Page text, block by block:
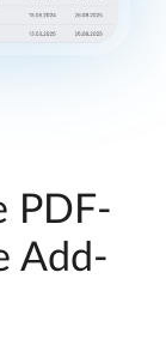
PDF-
Add-